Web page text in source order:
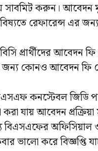
করুন। আবেদন
রেফারেন্স এর
প্রার্থীদের আবেদন
জন্য কোনও আবেদন ফি
কনস্টেবল জিডি
যায় আবেদন
বিএসএফের
ভালো করে বিজ্ঞপ্তি